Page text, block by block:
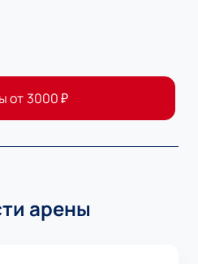
от 3000₽
арены